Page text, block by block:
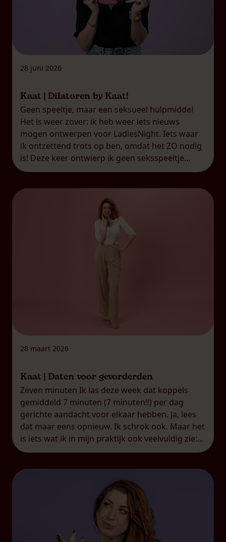
28 juni 2026
Kaat | Dilatoren by Kaat!
Geen speeltje, maar een seksueel hulpmiddel
Het is weer zover: ik heb weer iets nieuws
mogen ontwerpen voor LadiesNight. Iets waar
ik ontzettend trots op ben, omdat het ZO nodig
is! Deze keer ontwierp ik geen seksspeeltje
(zoals mijn DailyKaat), maar een seksueel
28 maart 2026
Kaat | Daten voor gevorderden
Zeven minuten Ik las deze week dat koppels
gemiddeld 7 minuten (7 minuten!!) per dag
gerichte aandacht voor elkaar hebben. Ja, lees
dat maar eens opnieuw. Ik schrok ook. Maar het
is iets wat ik in mijn praktijk ook veelvuldig zie:
koppels die een zogenaamde